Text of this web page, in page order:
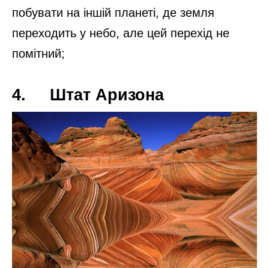
Ісландія – країна воглю і льоду
Країна, де основна пам’ятка – нереальної
краси природа. Тут гарячі гейзери
гармонійно поєднуються з суворими
горами і льодом.
2. Кейптаун